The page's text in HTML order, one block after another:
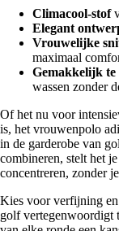
Climacool-stof
Elegant
Vrouwelijke
maximaal
Gemakkelijk te
wassen zonder
Of het nu voor
is, het vrouwenpolo
in de garderobe van
combineren, stelt het
concentreren, zonder
Kies voor verfijning en
golf vertegenwoordigt